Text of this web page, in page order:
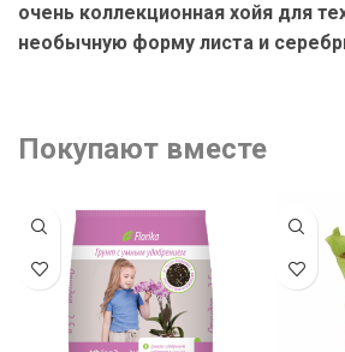
очень коллекционная хойя для
необычную форму листа и
Покупают вместе